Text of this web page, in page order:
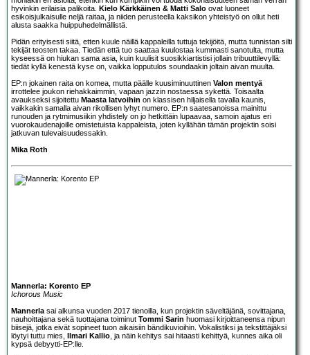
hyvinkin erilaisia palikoita. Kielo Kärkkäinen & Matti Salo ovat luoneet
esikoisjulkaisulle neljä raitaa, ja niiden perusteella kaksikon yhteistyö on ollut heti
alusta saakka huippuhedelmällistä.
Pidän erityisesti siitä, etten kuule näillä kappaleilla tuttuja tekijöitä, mutta tunnistan silti
tekijät teosten takaa. Tiedän että tuo saattaa kuulostaa kummasti sanotulta, mutta
kyseessä on hiukan sama asia, kuin kuulisit suosikkiartistisi jollain tribuuttilevyllä:
tiedät kyllä kenestä kyse on, vaikka lopputulos soundaakin joltain aivan muulta.
EP:n jokainen raita on komea, mutta päälle kuusiminuuttinen Valon mentyä
irrottelee joukon riehakkaimmin, vapaan jazzin nostaessa sykettä. Toisaalta
avaukseksi sijoitettu Maasta latvoihin on klassisen hiljaisella tavalla kaunis,
vaikkakin samalla aivan rikollisen lyhyt numero. EP:n saatesanoissa mainittu
runouden ja rytmimusiikin yhdistely on jo hetkittäin lupaavaa, samoin ajatus eri
vuorokaudenajoille omistetuista kappaleista, joten kyllähän tämän projektin soisi
jatkuvan tulevaisuudessakin.
Mika Roth
Mannerla: Korento EP
Ichorous Music
Mannerla sai alkunsa vuoden 2017 tienoilla, kun projektin säveltäjänä, sovittajana,
nauhoittajana sekä tuottajana toiminut Tommi Sarin huomasi kirjoittaneensa nipun
biisejä, jotka eivät sopineet tuon aikaisiin bändikuvioihin. Vokalistiksi ja tekstittäjäksi
löytyi tuttu mies, Ilmari Kallio , ja näin kehitys sai hitaasti kehittyä, kunnes aika oli
kypsä debyytti-EP:lle.